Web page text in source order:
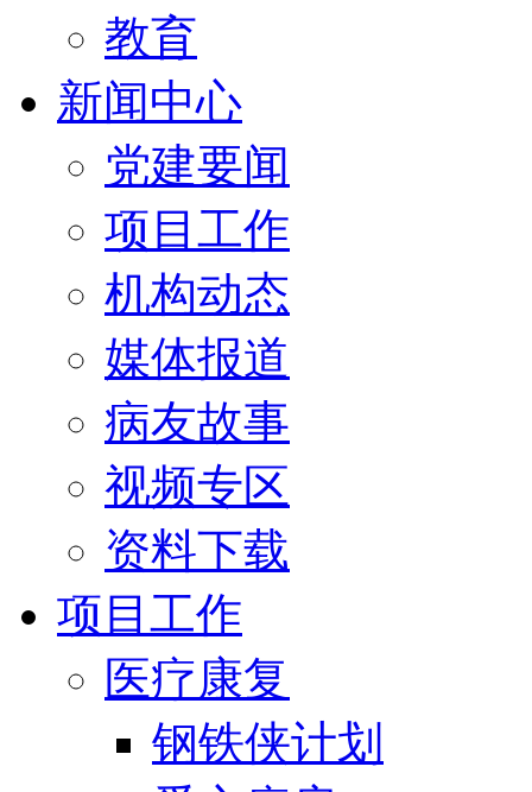
教育
新闻中心
党建要闻
项目工作
机构动态
媒体报道
病友故事
视频专区
资料下载
项目工作
医疗康复
钢铁侠计划